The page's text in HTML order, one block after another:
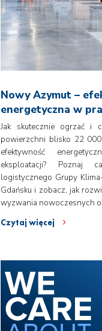
Nowy Azymut –
energetyczna w
Jak skutecznie ogrzać i
powierzchni blisko 22 000
efektywność
eksploatacji? Poznaj
logistycznego Grupy
Gdańsku i zobacz, jak
wyzwania nowoczesnych
Czytaj więcej